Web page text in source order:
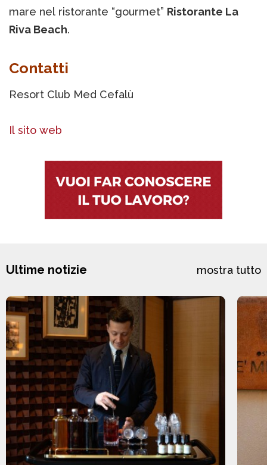
mare nel ristorante “gourmet” Ristorante La
Riva Beach.
Contatti
Resort Club Med Cefalù
Il sito web
Ultime notizie mostra tutto